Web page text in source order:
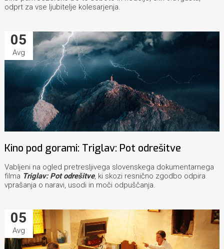
odprt za vse ljubitelje kolesarjenja.
05
Avg
Kino pod gorami: Triglav: Pot odrešitve
Vabljeni na ogled pretresljivega slovenskega dokumentarnega
filma Triglav: Pot odrešitve, ki skozi resnično zgodbo odpira
vprašanja o naravi, usodi in moči odpuščanja.
05
Avg